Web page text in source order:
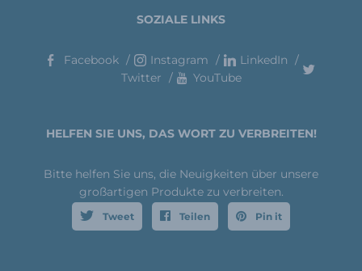
SOZIALE LINKS
Facebook Instagram
LinkedIn
Twitter
YouTube
HELFEN SIE UNS, DAS WORT ZU VERBREITEN!
Bitte helfen Sie uns, die Neuigkeiten über unsere
großartigen Produkte zu verbreiten.
Tweet Teilen Pin it